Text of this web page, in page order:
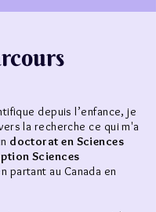
depuis l’enfance, je
la recherche ce qui m'a
doctorat en Sciences
Sciences
partant au Canada en